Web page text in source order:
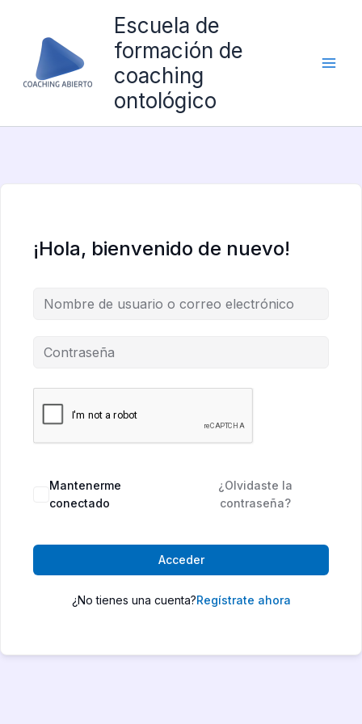
contenido
Escuela de
formación de
coaching
ontológico
¡Hola, bienvenido de nuevo!
Mantenerme
conectado
¿Olvidaste la
contraseña?
Acceder
¿No tienes una cuenta?Regístrate ahora